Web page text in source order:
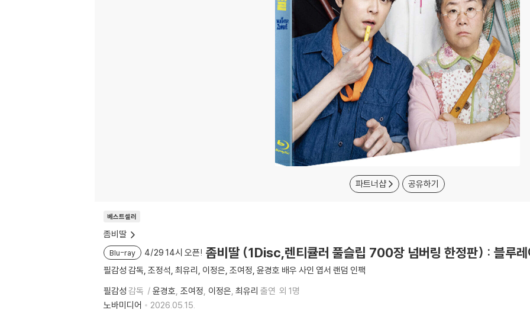
파트너샵 공유하기
베스트셀러
좀비딸
Blu-ray 4/29 14시 오픈! 좀비딸 (1Disc,렌티큘러 풀슬립 700장 넘버링 한정판) : 블루
필감성 감독, 조정석, 최유리, 이정은, 조여정, 윤경호 배우 사인 엽서 랜덤 인팩
필감성 감독 윤경호 조여정 이정은 최유리 출연 외 1명
노바미디어
2026.05.15.